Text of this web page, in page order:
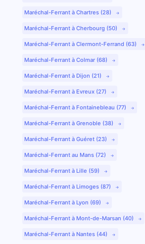
Maréchal-Ferrant à Chartres (28)
Maréchal-Ferrant à Cherbourg (50)
Maréchal-Ferrant à Clermont-Ferrand (63)
Maréchal-Ferrant à Colmar (68)
Maréchal-Ferrant à Dijon (21)
Maréchal-Ferrant à Evreux (27)
Maréchal-Ferrant à Fontainebleau (77)
Maréchal-Ferrant à Grenoble (38)
Maréchal-Ferrant à Guéret (23)
Maréchal-Ferrant au Mans (72)
Maréchal-Ferrant à Lille (59)
Maréchal-Ferrant à Limoges (87)
Maréchal-Ferrant à Lyon (69)
Maréchal-Ferrant à Mont-de-Marsan (40)
Maréchal-Ferrant à Nantes (44)